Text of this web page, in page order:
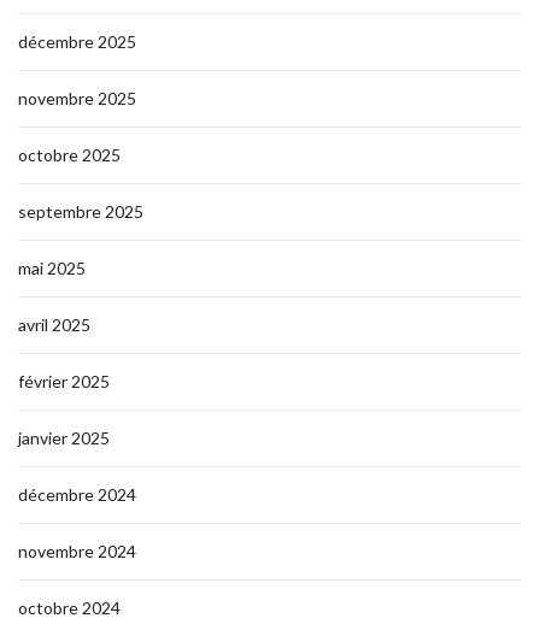
décembre 2025
novembre 2025
octobre 2025
septembre 2025
mai 2025
avril 2025
février 2025
janvier 2025
décembre 2024
novembre 2024
octobre 2024